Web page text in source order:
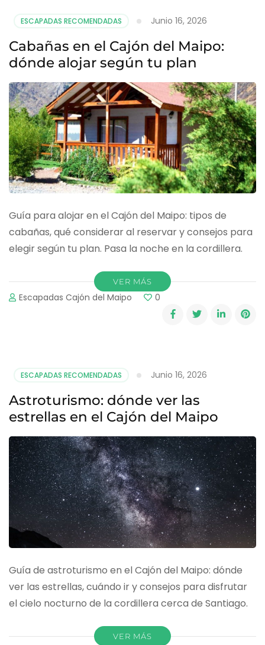
ESCAPADAS RECOMENDADAS Junio 16, 2026
Cabañas en el Cajón del Maipo:
dónde alojar según tu plan
Guía para alojar en el Cajón del Maipo: tipos de
cabañas, qué considerar al reservar y consejos para
elegir según tu plan. Pasa la noche en la cordillera.
VER MÁS
Escapadas Cajón del Maipo 0
ESCAPADAS RECOMENDADAS Junio 16, 2026
Astroturismo: dónde ver las
estrellas en el Cajón del Maipo
Guía de astroturismo en el Cajón del Maipo: dónde
ver las estrellas, cuándo ir y consejos para disfrutar
el cielo nocturno de la cordillera cerca de Santiago.
VER MÁS